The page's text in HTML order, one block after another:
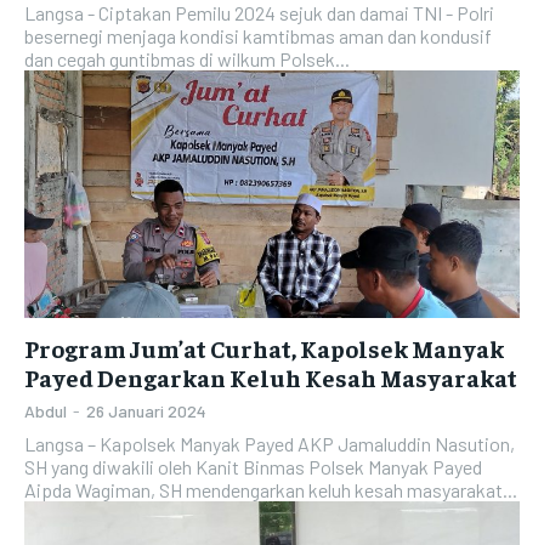
Langsa - Ciptakan Pemilu 2024 sejuk dan damai TNI - Polri
besernegi menjaga kondisi kamtibmas aman dan kondusif
dan cegah guntibmas di wilkum Polsek...
Program Jum’at Curhat, Kapolsek Manyak
Payed Dengarkan Keluh Kesah Masyarakat
Abdul - 26 Januari 2024
Langsa – Kapolsek Manyak Payed AKP Jamaluddin Nasution,
SH yang diwakili oleh Kanit Binmas Polsek Manyak Payed
Aipda Wagiman, SH mendengarkan keluh kesah masyarakat...